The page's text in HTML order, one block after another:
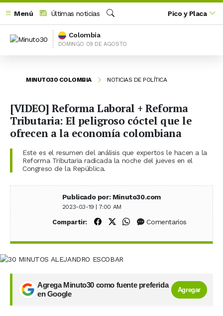
Menú
Últimas noticias
Buscar
Pico y Placa
Colombia
DOMINGO 09 DE AGOSTO
MINUTO30 COLOMBIA NOTICIAS DE POLÍTICA
[VIDEO] Reforma Laboral + Reforma
Tributaria: El peligroso cóctel que le
ofrecen a la economía colombiana
Este es el resumen del análisis que expertos le hacen a la
Reforma Tributaria radicada la noche del jueves en el
Congreso de la República.
Publicado por: Minuto30.com
2023-03-19 | 7:00 AM
Compartir: Compartir en Facebook
Compartir en X (Twitter)
Compartir en WhatsApp
Comentarios
Agrega Minuto30 como fuente preferida
en Google
Agregar